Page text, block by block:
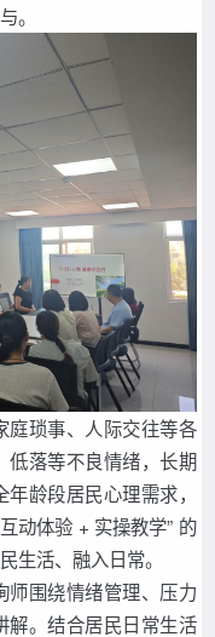
。
庭琐事、人际交往等各
低落等不良情绪，长期
龄段居民心理需求，
动体验 + 实操教学” 的
生活、融入日常。
师围绕情绪管理、压力
解。结合居民日常生活